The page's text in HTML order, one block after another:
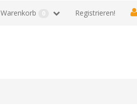
Registrieren!
Warenkorb 0